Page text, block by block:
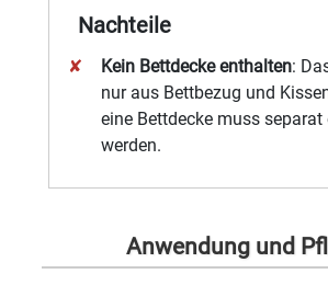
Nachteile
Kein Bettdecke enthalten:
nur aus Bettbezug und
eine Bettdecke muss separat
werden.
Anwendung und